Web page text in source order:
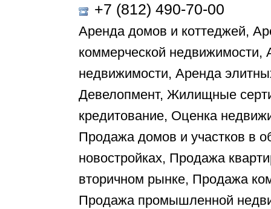
+7 (812) 490-70-00
Аренда домов и коттеджей,
коммерческой
недвижимости, Аренда
Девелопмент, Жилищные
кредитование, Оценка
Продажа домов и участков в
новостройках, Продажа
вторичном рынке, Продажа
Продажа промышленной